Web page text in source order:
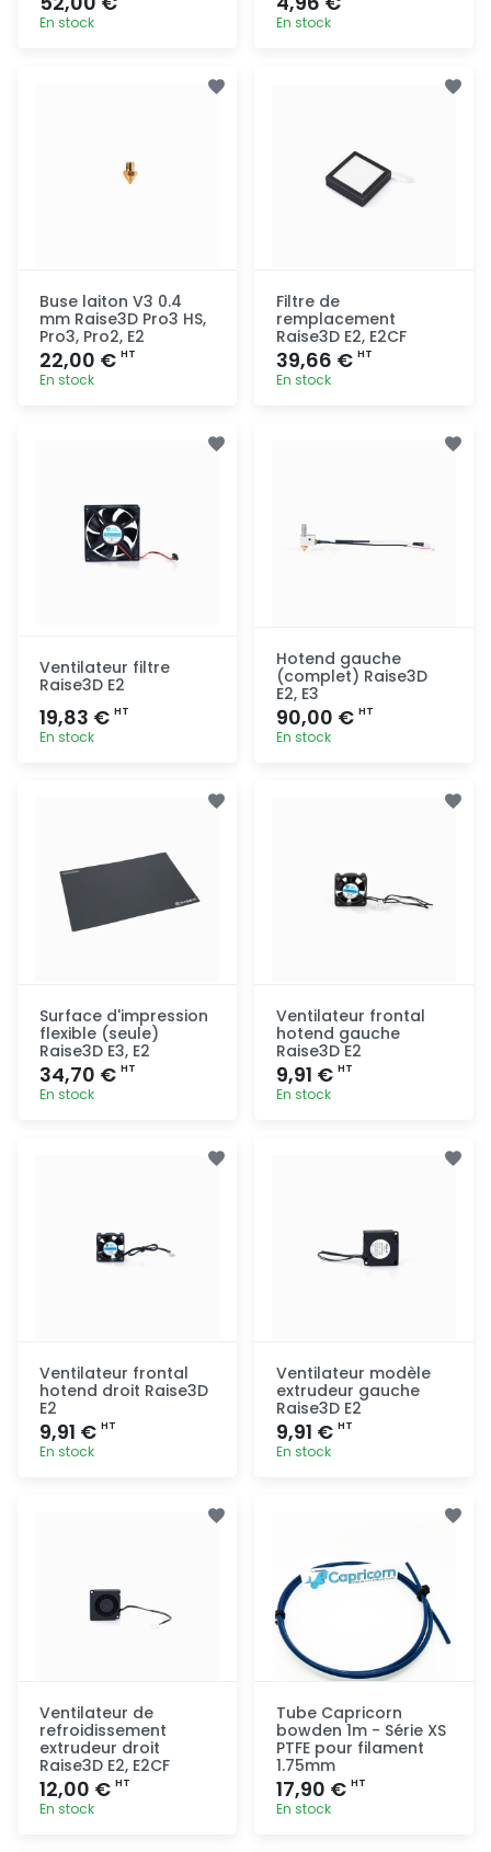
En stock En stock
Buse laiton V3 0.4
mm Raise3D Pro3 HS,
Pro3, Pro2, E2
22,00 € HT
En stock
Filtre de
remplacement
Raise3D E2, E2CF
39,66 € HT
En stock
Ventilateur filtre
Raise3D E2
19,83 € HT
En stock
Hotend gauche
(complet) Raise3D
E2, E3
90,00 € HT
En stock
Surface d'impression
flexible (seule)
Raise3D E3, E2
34,70 € HT
En stock
Ventilateur frontal
hotend gauche
Raise3D E2
9,91 € HT
En stock
Ventilateur frontal
hotend droit Raise3D
E2
9,91 € HT
En stock
Ventilateur modèle
extrudeur gauche
Raise3D E2
9,91 € HT
En stock
Ventilateur de
refroidissement
extrudeur droit
Raise3D E2, E2CF
12,00 € HT
En stock
Tube Capricorn
bowden 1m - Série XS
PTFE pour filament
1.75mm
17,90 € HT
En stock